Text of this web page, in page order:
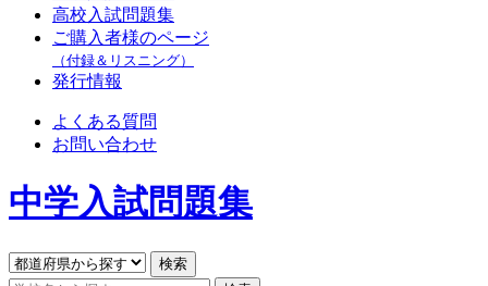
高校入試問題集
ご購入者様のページ
（付録＆リスニング）
発行情報
よくある質問
お問い合わせ
中学入試問題集